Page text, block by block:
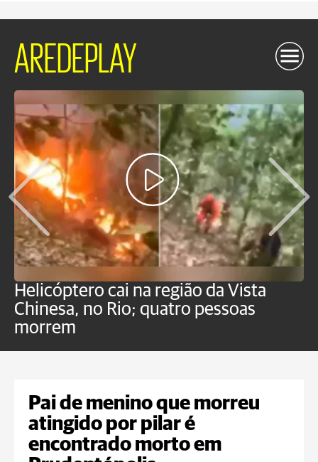
AREDEPLAY
Helicóptero cai na região da Vista
Chinesa, no Rio; quatro pessoas
morrem
Pai de menino que morreu
atingido por pilar é
encontrado morto em